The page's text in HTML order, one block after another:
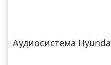
Аудиосистема